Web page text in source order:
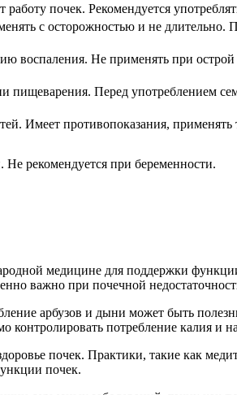
почек. Рекомендуется
с осторожностью и не длительно.
воспаления. Не применять при острой
пищеварения. Перед употреблением
Имеет противопоказания, применять
рекомендуется при беременности.
медицине для поддержки
важно при почечной
арбузов и дыни может быть
потребление калия и
почек. Практики, такие как
почек.